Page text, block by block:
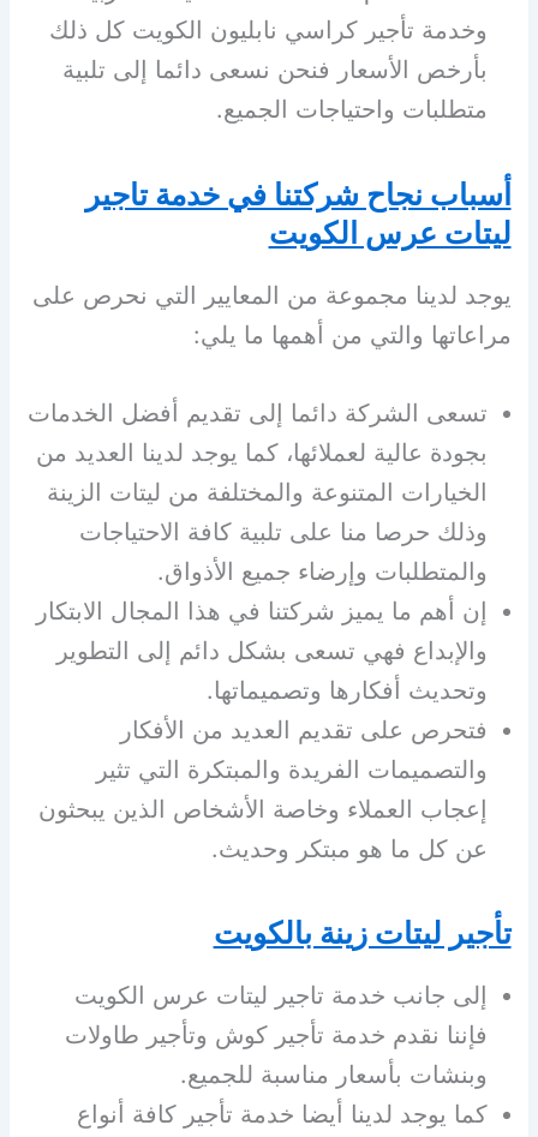
وخدمة تأجير كراسي نابليون الكويت كل ذلك
بأرخص الأسعار فنحن نسعى دائما إلى تلبية
متطلبات واحتياجات الجميع.
أسباب نجاح شركتنا في خدمة تاجير
ليتات عرس الكويت
يوجد لدينا مجموعة من المعايير التي نحرص على
مراعاتها والتي من أهمها ما يلي:
تسعى الشركة دائما إلى تقديم أفضل الخدمات
بجودة عالية لعملائها، كما يوجد لدينا العديد من
الخيارات المتنوعة والمختلفة من ليتات الزينة
وذلك حرصا منا على تلبية كافة الاحتياجات
والمتطلبات وإرضاء جميع الأذواق.
إن أهم ما يميز شركتنا في هذا المجال الابتكار
والإبداع فهي تسعى بشكل دائم إلى التطوير
وتحديث أفكارها وتصميماتها.
فتحرص على تقديم العديد من الأفكار
والتصميمات الفريدة والمبتكرة التي تثير
إعجاب العملاء وخاصة الأشخاص الذين يبحثون
عن كل ما هو مبتكر وحديث.
تأجير ليتات زينة بالكويت
إلى جانب خدمة تاجير ليتات عرس الكويت
فإننا نقدم خدمة تأجير كوش وتأجير طاولات
وبنشات بأسعار مناسبة للجميع.
كما يوجد لدينا أيضا خدمة تأجير كافة أنواع